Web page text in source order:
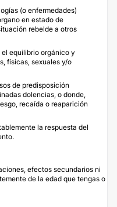
(o enfermedades)
en estado de
rebelde a otros
equilibrio orgánico y
físicas, sexuales y/o
de predisposición
dolencias, o donde,
recaída o reaparición
la respuesta del
efectos secundarios ni
de la edad que tengas o